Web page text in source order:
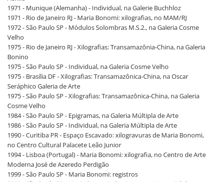
1971 - Munique (Alemanha) - Individual, na Galerie Buchhloz
1971 - Rio de Janeiro RJ - Maria Bonomi: xilografias, no MAM/RJ
1972 - São Paulo SP - Módulos Solombras M.S.2., na Galeria Cosme
Velho
1975 - Rio de Janeiro RJ - Xilografias: Transamazônia-China, na Galeria
Bonino
1975 - São Paulo SP - Individual, na Galeria Cosme Velho
1975 - Brasília DF - Xilografias: Transamazônica-China, na Oscar
Seráphico Galeria de Arte
1975 - São Paulo SP - Xilografias: Transamazônica-China, na Galeria
Cosme Velho
1984 - São Paulo SP - Epigramas, na Galeria Múltipla de Arte
1986 - São Paulo SP - Individual, na Galeria Múltipla de Arte
1990 - Curitiba PR - Espaço Escavado: xilogravuras de Maria Bonomi,
no Centro Cultural Palacete Leão Junior
1994 - Lisboa (Portugal) - Maria Bonomi: xilografia, no Centro de Arte
Moderna José de Azeredo Perdigão
1999 - São Paulo SP - Maria Bonomi: registros